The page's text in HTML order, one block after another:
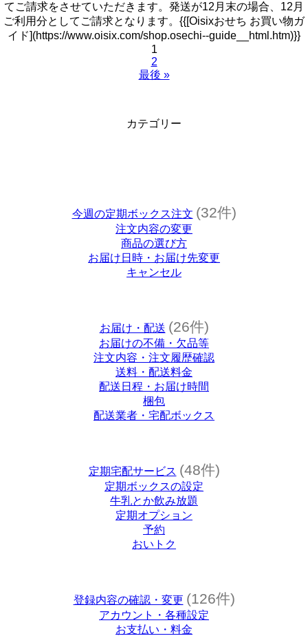
てご請求をさせていただきます。発送が12月末の場合、12月
ご利用分としてご請求となります。{{[Oisixおせち お買い物ガ
イド](https://www.oisix.com/shop.osechi--guide__html.htm)}}
1
2
最後 »
カテゴリー
今週の定期ボックス注文 (32件)
注文内容の変更
商品の選び方
お届け日時・お届け先変更
キャンセル
お届け・配送 (26件)
お届けの不備・欠品等
注文内容・注文履歴確認
送料・配送料金
配送日程・お届け時間
梱包
配送業者・宅配ボックス
定期宅配サービス (48件)
定期ボックスの設定
牛乳とか飲み放題
定期オプション
予約
おいトク
登録内容の確認・変更 (126件)
アカウント・各種設定
お支払い・料金